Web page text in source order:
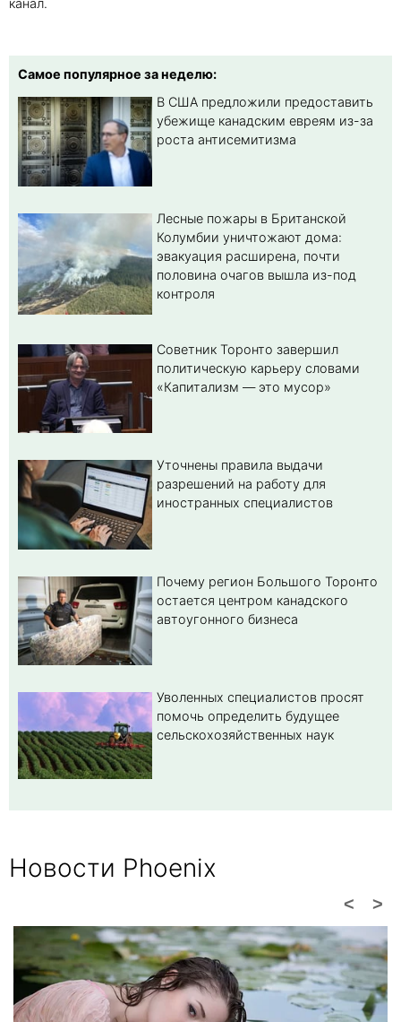
канал.
Самое популярное за неделю:
В США предложили предоставить
убежище канадским евреям из-за
роста антисемитизма
Лесные пожары в Британской
Колумбии уничтожают дома:
эвакуация расширена, почти
половина очагов вышла из-под
контроля
Советник Торонто завершил
политическую карьеру словами
«Капитализм — это мусор»
Уточнены правила выдачи
разрешений на работу для
иностранных специалистов
Почему регион Большого Торонто
остается центром канадского
автоугонного бизнеса
Уволенных специалистов просят
помочь определить будущее
сельскохозяйственных наук
Новости Phoenix
>
<